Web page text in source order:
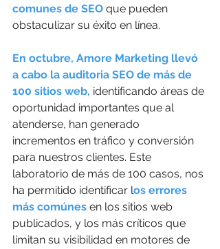
comunes de SEO que pueden
obstaculizar su éxito en línea.
En octubre, Amore Marketing llevó
a cabo la auditoria SEO de más de
100 sitios web, identificando áreas de
oportunidad importantes que al
atenderse, han generado
incrementos en tráfico y conversión
para nuestros clientes. Este
laboratorio de más de 100 casos, nos
ha permitido identificar los errores
más comúnes en los sitios web
publicados, y los más críticos que
limitan su visibilidad en motores de